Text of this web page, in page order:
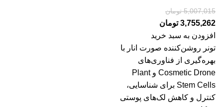
5,007,015 تومان
3,755,262 تومان
افزودن به سبد خرید
تونر روشن‌کننده صورت انار با
بهره‌گیری از فناوری‌های
Cosmetic Drone و Plant
Stem Cells برای شناسایی،
کنترل و کاهش لک‌های پوستی